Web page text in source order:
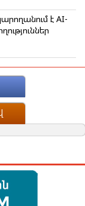
է AI-